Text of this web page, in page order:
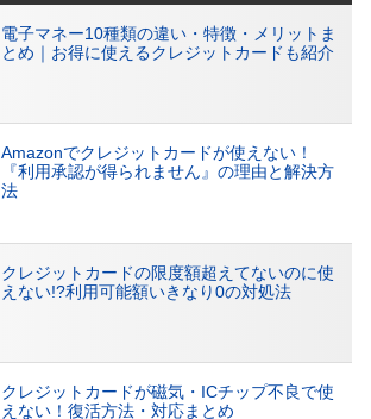
電子マネー10種類の違い・特徴・メリットま
とめ｜お得に使えるクレジットカードも紹介
Amazonでクレジットカードが使えない！
『利用承認が得られません』の理由と解決方
法
クレジットカードの限度額超えてないのに使
えない!?利用可能額いきなり0の対処法
クレジットカードが磁気・ICチップ不良で使
えない！復活方法・対応まとめ